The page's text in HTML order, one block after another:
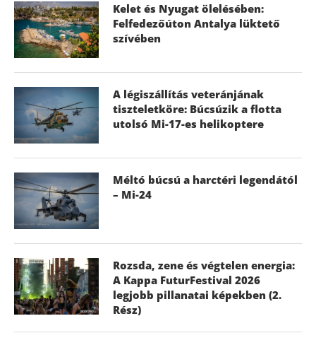
Kelet és Nyugat ölelésében:
Felfedezőúton Antalya lüktető
szívében
A légiszállítás veteránjának
tiszteletköre: Búcsúzik a flotta
utolsó Mi-17-es helikoptere
Méltó búcsú a harctéri legendától
– Mi-24
Rozsda, zene és végtelen energia:
A Kappa FuturFestival 2026
legjobb pillanatai képekben (2.
Rész)